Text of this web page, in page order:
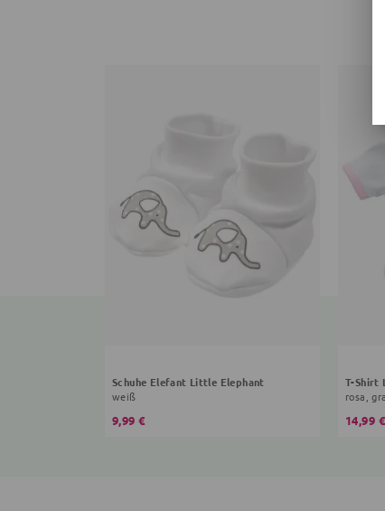
Schuhe Elefant Little Elephant
weiß
9,99 €
T-Shirt
rosa,
14,99 €